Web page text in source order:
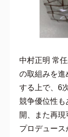
中村正明 常
の取組みを進
する上で、6
競争優位性も
開、また再
プロデュー